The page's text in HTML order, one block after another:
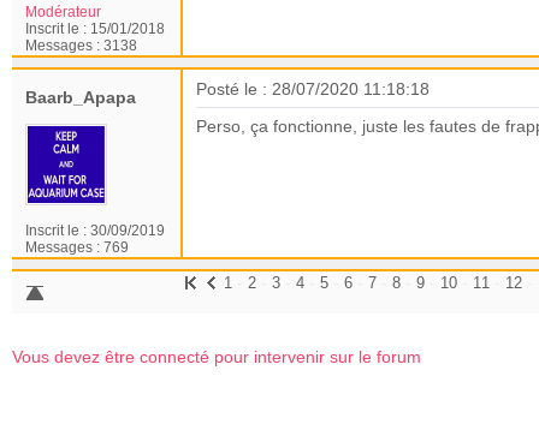
Modérateur
Inscrit le : 15/01/2018
Messages : 3138
Baarb_Apapa
Inscrit le : 30/09/2019
Messages : 769
Posté le : 28/07/2020 11:18:18
Perso, ça fonctionne, juste les fautes de
1 2- 3- 4- 5- 6- 7- 8- 9- 10- 11 12-
Vous devez être connecté pour intervenir sur le forum